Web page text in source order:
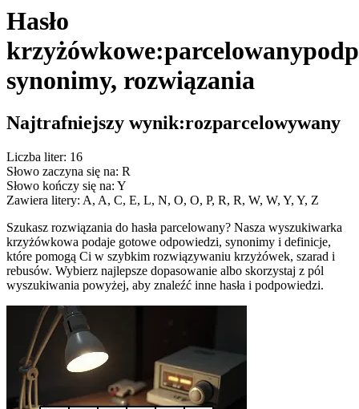
Hasło
krzyżówkowe:parcelowany
synonimy, rozwiązania
Najtrafniejszy wynik:rozparcelowywany
Liczba liter: 16
Słowo zaczyna się na: R
Słowo kończy się na: Y
Zawiera litery: A, A, C, E, L, N, O, O, P, R, R, W, W, Y, Y, Z
Szukasz rozwiązania do hasła parcelowany? Nasza wyszukiwarka
krzyżówkowa podaje gotowe odpowiedzi, synonimy i definicje,
które pomogą Ci w szybkim rozwiązywaniu krzyżówek, szarad i
rebusów. Wybierz najlepsze dopasowanie albo skorzystaj z pól
wyszukiwania powyżej, aby znaleźć inne hasła i podpowiedzi.